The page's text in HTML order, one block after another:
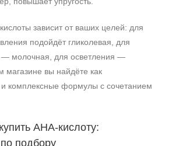
зависит от ваших целей: для
подойдёт гликолевая, для
— молочная, для осветления —
вы найдёте как
и комплексные формулы с сочетанием
AHA-кислоту:
подбору